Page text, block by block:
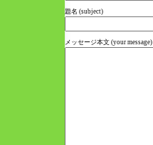
題名 (subject)
メッセージ本文 (your message)